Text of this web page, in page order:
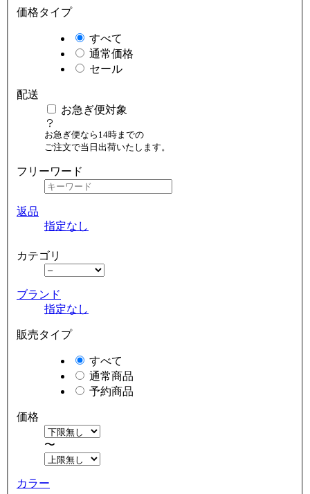
価格タイプ
すべて
通常価格
セール
配送
お急ぎ便対象
お急ぎ便なら14時までの
ご注文で当日出荷いたします。
フリーワード
返品
指定なし
カテゴリ
ブランド
指定なし
販売タイプ
すべて
通常商品
予約商品
価格
〜
カラー